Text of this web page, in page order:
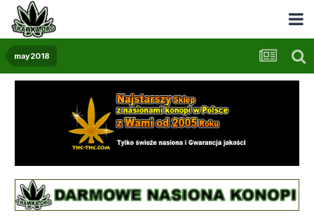
may2018